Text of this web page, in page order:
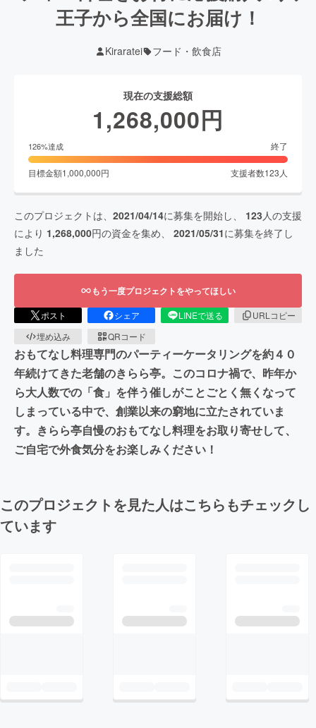
王子から全国にお届け！
Kiraratei フード・飲食店
現在の支援総額
1,268,000円
126%達成 終了
目標金額1,000,000円 支援者数123 人
このプロジェクトは、 2021/04/14に募集を開始し、 123人の支援
により 1,268,000円の資金を集め、 2021/05/31に募集を終了し
ました
もう一度プロジェクトをやってほしい
ポスト シェア LINEで送る
URLコピー
埋め込み
QRコード
おもてなし料理専門のパーティーケータリングを約４０
年続けてきた老舗のきらら亭。このコロナ禍で、昨年か
ら大人数での「食」を伴う催しがことごとく無くなって
しまっている中で、創業以来の窮地に立たされていま
す。きらら亭自慢のおもてなし料理をお取り寄せして、
ご自宅で外食気分をお楽しみください！
このプロジェクトを見た人はこちらもチェックし
ています